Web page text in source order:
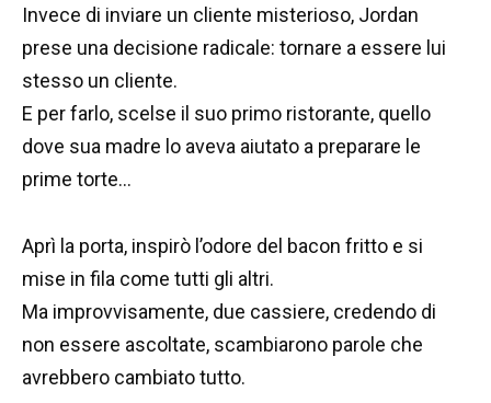
Invece di inviare un cliente misterioso, Jordan
prese una decisione radicale: tornare a essere lui
stesso un cliente.
E per farlo, scelse il suo primo ristorante, quello
dove sua madre lo aveva aiutato a preparare le
prime torte…
Aprì la porta, inspirò l’odore del bacon fritto e si
mise in fila come tutti gli altri.
Ma improvvisamente, due cassiere, credendo di
non essere ascoltate, scambiarono parole che
avrebbero cambiato tutto.